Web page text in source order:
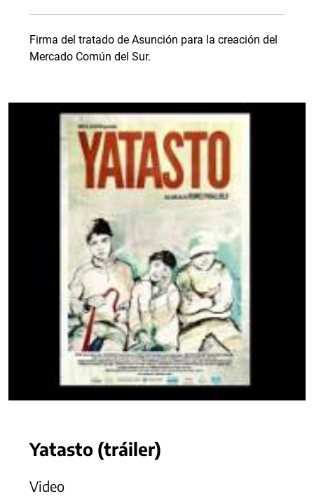
Firma del tratado de Asunción para la creación del
Mercado Común del Sur.
Yatasto (tráiler)
Video